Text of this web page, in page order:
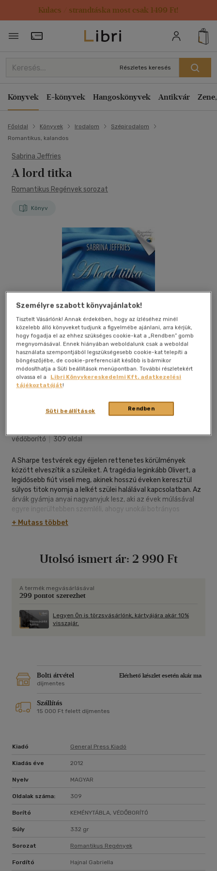
Kulacs / strandtáska most csak 1499 Ft!
Törzsvásárlói Kártya adatai
Részletes keresés
Könyvek E-könyvek Hangoskönyvek Antikvár
Főoldal Könyvek Irodalom
Szépirodalom
Romantikus, kalandos
Sabrina Jeffries
A lord titka
Romantikus Regények sorozat
Könyv
védőborító
309 oldal
A Sharpe testvérek egy éjjelen rettenetes körülmények
között elveszítik a szüleiket. A tragédia leginkább Olivert, a
legidősebb fiút viseli meg, akinek hosszú éveken keresztül
súlyos titok nyomja a lelkét szülei halálával kapcsolatban. Az
árvák gyámja anyai nagyanyjuk lesz, aki az évek múlásával
egyre ingerültebben szemléli, ahogy unokái botrányos
életvitelükkel borzolják a főúri körök kedélyét. Így hát
tizenkilenc évvel a tragédia után ultimátumot ad a
lemondhatnak. Oliver azonban ravasz tervet eszel ki, hogy
gyönyörű Maria Butterfieldben, aki eltűntnek hitt jegyese
felkutatására érkezett Angliába. Oliver alkut ajánl neki:
Maria vőlegényét. A fordulatos és lebilincselő színjátékban
lassan feltárulnak az igazi, rejtett érzések: fény derül az
York Times bestsellerírója, aki ezzel a művével végre
Magyarországra is eljutott.
+ Mutass többet
Utolsó ismert ár: 2 990 Ft
A termék megvásárlásával
299 pontot szerezhet
Legyen Ön is törzsvásárlónk, kártyájára akár 10%
visszajár.
Bolti átvétel
Elérhető készlet esetén akár ma
díjmentes
Szállítás
15 000 Ft felett díjmentes
Kiadó General Press Kiadó
Kiadás éve 2012
Nyelv MAGYAR
Oldalak száma: 309
Borító KEMÉNYTÁBLA, VÉDŐBORÍTÓ
Súly 332 gr
Sorozat Romantikus Regények
Fordító Hajnal Gabriella
Személyre szabott könyvajánlatok!
Tisztelt Vásárlónk! Annak érdekében, hogy az ízléséhez minél
közelebb álló könyveket tudjunk a figyelmébe ajánlani, arra kérjük,
hogy fogadja el az ehhez szükséges cookie-kat a „Rendben” gomb
megnyomásával. Ennek hiányában weboldalunk csak a weboldal
használata szempontjából legszükségesebb cookie-kat telepíti a
böngészőjébe, de cookie-preferenciáit később is bármikor
módosíthatja a Süti beállítások menüpontban. További részletekért
olvassa el a
Libri Könyvkereskedelmi Kft. adatkezelési
tájékoztatóját!
Rendben
Süti beállítások